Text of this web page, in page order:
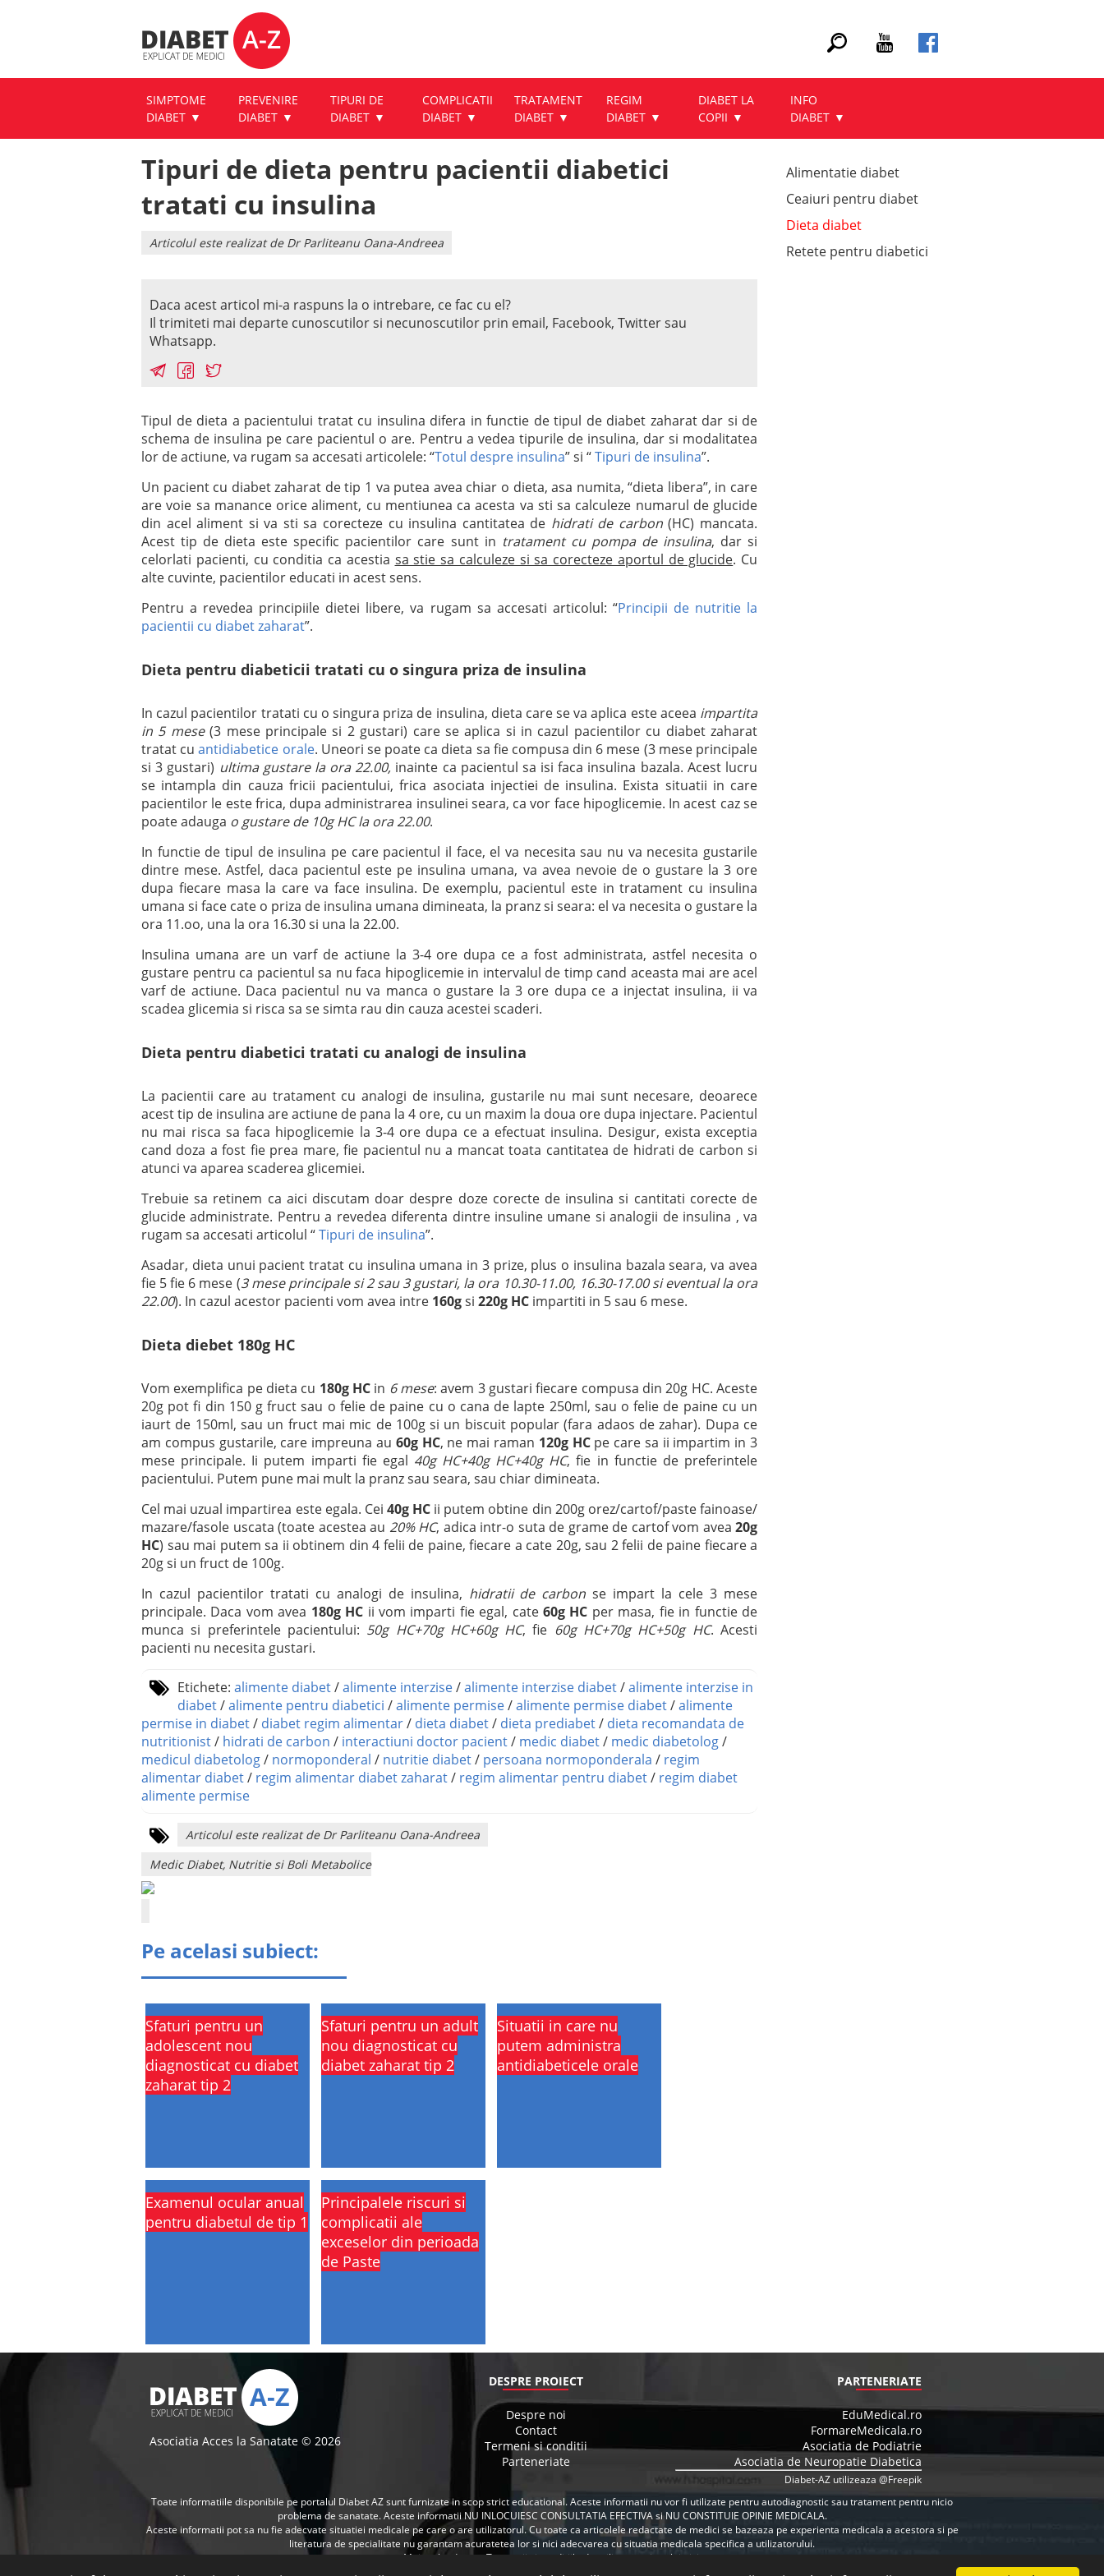
SIMPTOME
DIABET
PREVENIRE
DIABET
TIPURI DE
DIABET
COMPLICATII
DIABET
TRATAMENT
DIABET
REGIM
DIABET
DIABET LA
COPII
INFO
DIABET
Tipuri de dieta pentru pacientii diabetici
tratati cu insulina
Articolul este realizat de Dr Parliteanu Oana-Andreea
Daca acest articol mi-a raspuns la o intrebare, ce fac cu el?
Il trimiteti mai departe cunoscutilor si necunoscutilor prin email, Facebook, Twitter sau
Whatsapp.
Tipul de dieta a pacientului tratat cu insulina difera in functie de tipul de diabet zaharat dar si de
schema de insulina pe care pacientul o are. Pentru a vedea tipurile de insulina, dar si modalitatea
lor de actiune, va rugam sa accesati articolele: “Totul despre insulina” si “Tipuri de insulina”.
Un pacient cu diabet zaharat de tip 1 va putea avea chiar o dieta, asa numita, “dieta libera”, in care
are voie sa manance orice aliment, cu mentiunea ca acesta va sti sa calculeze numarul de glucide
din acel aliment si va sti sa corecteze cu insulina cantitatea de hidrati de carbon(HC) mancata.
Acest tip de dieta este specific pacientilor care sunt in tratament cu pompa de insulina, dar si
celorlati pacienti, cu conditia ca acestia sa stie sa calculeze si sa corecteze aportul de glucide. Cu
alte cuvinte, pacientilor educati in acest sens.
Pentru a revedea principiile dietei libere, va rugam sa accesati articolul: “Principii de nutritie la
pacientii cu diabet zaharat”.
Dieta pentru diabeticii tratati cu o singura priza de insulina
In cazul pacientilor tratati cu o singura priza de insulina, dieta care se va aplica este aceea impartita
in 5 mese(3 mese principale si 2 gustari) care se aplica si in cazul pacientilor cu diabet zaharat
tratat cuantidiabetice orale. Uneori se poate ca dieta sa fie compusa din 6 mese (3 mese principale
si 3 gustari) ultima gustare la ora 22.00, inainte ca pacientul sa isi faca insulina bazala. Acest lucru
se intampla din cauza fricii pacientului, frica asociata injectiei de insulina. Exista situatii in care
pacientilor le este frica, dupa administrarea insulinei seara, ca vor face hipoglicemie. In acest caz se
poate adauga o gustare de 10g HC la ora 22.00.
In functie de tipul de insulina pe care pacientul il face, el va necesita sau nu va necesita gustarile
dintre mese. Astfel, daca pacientul este pe insulina umana, va avea nevoie de o gustare la 3 ore
dupa fiecare masa la care va face insulina. De exemplu, pacientul este in tratament cu insulina
umana si face cate o priza de insulina umana dimineata, la pranz si seara: el va necesita o gustare la
ora 11.oo, una la ora 16.30 si una la 22.00.
Insulina umana are un varf de actiune la 3-4 ore dupa ce a fost administrata, astfel necesita o
gustare pentru ca pacientul sa nu faca hipoglicemie in intervalul de timp cand aceasta mai are acel
varf de actiune. Daca pacientul nu va manca o gustare la 3 ore dupa ce a injectat insulina, ii va
scadea glicemia si risca sa se simta rau din cauza acestei scaderi.
Dieta pentru diabetici tratati cu analogi de insulina
La pacientii care au tratament cu analogi de insulina, gustarile nu mai sunt necesare, deoarece
acest tip de insulina are actiune de pana la 4 ore, cu un maxim la doua ore dupa injectare. Pacientul
nu mai risca sa faca hipoglicemie la 3-4 ore dupa ce a efectuat insulina. Desigur, exista exceptia
cand doza a fost fie prea mare, fie pacientul nu a mancat toata cantitatea de hidrati de carbon si
atunci va aparea scaderea glicemiei.
Trebuie sa retinem ca aici discutam doar despre doze corecte de insulina si cantitati corecte de
glucide administrate. Pentru a revedea diferenta dintre insuline umane si analogii de insulina , va
rugam sa accesati articolul “Tipuri de insulina”.
Asadar, dieta unui pacient tratat cu insulina umana in 3 prize, plus o insulina bazala seara, va avea
fie 5 fie 6 mese (3 mese principale si 2 sau 3 gustari, la ora 10.30-11.00, 16.30-17.00 si eventual la ora
22.00). In cazul acestor pacienti vom avea intre 160gsi 220g HC impartiti in 5 sau 6 mese.
Dieta diebet 180g HC
Vom exemplifica pe dieta cu 180g HC in 6 mese: avem 3 gustari fiecare compusa din 20g HC. Aceste
20g pot fi din 150 g fruct sau o felie de paine cu o cana de lapte 250ml, sau o felie de paine cu un
iaurt de 150ml, sau un fruct mai mic de 100g si un biscuit popular (fara adaos de zahar). Dupa ce
am compus gustarile, care impreuna au 60g HC, ne mai raman 120g HCpe care sa ii impartim in 3
mese principale. Ii putem imparti fie egal 40g HC+40g HC+40g HC, fie in functie de preferintele
pacientului. Putem pune mai mult la pranz sau seara, sau chiar dimineata.
Cel mai uzual impartirea este egala. Cei 40g HC ii putem obtine din 200g orez/cartof/paste fainoase/
mazare/fasole uscata (toate acestea au 20% HC, adica intr-o suta de grame de cartof vom avea 20g
HC) sau mai putem sa ii obtinem din 4 felii de paine, fiecare a cate 20g, sau 2 felii de paine fiecare a
20g si un fruct de 100g.
In cazul pacientilor tratati cu analogi de insulina, hidratii de carbon se impart la cele 3 mese
principale. Daca vom avea 180g HC ii vom imparti fie egal, cate60g HC per masa, fie in functie de
munca si preferintele pacientului: 50g HC+70g HC+60g HC, fie 60g HC+70g HC+50g HC. Acesti
pacienti nu necesita gustari.
Etichete: alimente diabet/alimente interzise/alimente interzise diabet/alimente interzise in
diabet/alimente pentru diabetici /alimente permise/alimente permise diabet/alimente
permise in diabet/ diabet regim alimentar/ dieta diabet/ dieta prediabet/ dieta recomandata de
nutritionist/ hidrati de carbon / interactiuni doctor pacient/ medic diabet/ medic diabetolog/
medicul diabetolog/ normoponderal / nutritie diabet/ persoana normoponderala / regim
alimentar diabet/ regim alimentar diabet zaharat/ regim alimentar pentru diabet/ regim diabet
alimente permise
Articolul este realizat de Dr Parliteanu Oana-Andreea
Medic Diabet, Nutritie si Boli Metabolice
Pe acelasi subiect:
Sfaturi pentru un
adolescent nou
diagnosticat cu diabet
zaharat tip 2
Sfaturi pentru un adult
nou diagnosticat cu
diabet zaharat tip 2
Situatii in care nu
putem administra
antidiabeticele orale
Examenul ocular anual
pentru diabetul de tip 1
Principalele riscuri si
complicatii ale
exceselor din perioada
de Paste
Alimentatie diabet
Ceaiuri pentru diabet
Dieta diabet
Retete pentru diabetici
Asociatia Acces la Sanatate © 2026
DESPRE PROIECT
Despre noi
Contact
Termeni si conditii
Parteneriate
PARTENERIATE
EduMedical.ro
FormareMedicala.ro
Asociatia de Podiatrie
Asociatia de Neuropatie Diabetica
Diabet-AZ utilizeaza @Freepik
Toate informatiile disponibile pe portalul Diabet AZ sunt furnizate in scop strict educational. Aceste informatii nu vor fi utilizate pentru autodiagnostic sau tratament pentru nicio
problema de sanatate. Aceste informatii NU INLOCUIESC CONSULTATIA EFECTIVA si NU CONSTITUIE OPINIE MEDICALA.
Aceste informatii pot sa nu fie adecvate situatiei medicale pe care o are utilizatorul. Cu toate ca articolele redactate de medici se bazeaza pe experienta medicala a acestora si pe
literatura de specialitate nu garantam acuratetea lor si nici adecvarea cu situatia medicala specifica a utilizatorului.
Mai multe despre Termenii si conditiile de utilizare a site-uluiaici